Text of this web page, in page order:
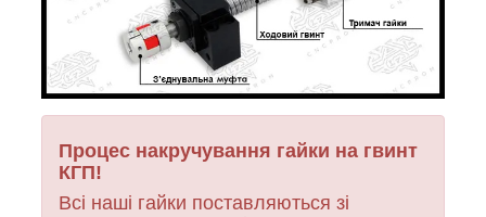
Процес накручування гайки на гвинт
КГП!
Всі наші гайки поставляються зі